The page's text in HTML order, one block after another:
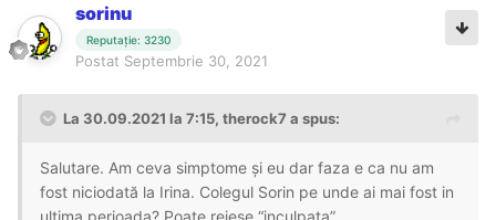
sorinu
Reputație: 3230
Postat Septembrie 30, 2021
La 30.09.2021 la 7:15, therock7 a spus:
Salutare. Am ceva simptome și eu dar faza e ca nu am
fost niciodată la Irina. Colegul Sorin pe unde ai mai fost in